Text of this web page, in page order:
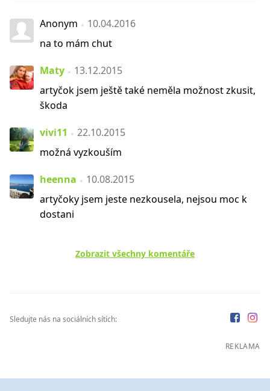
Anonym
10.04.2016
na to mám chut
Maty
13.12.2015
artyčok jsem ještě také neměla možnost zkusit,
škoda
vivi11
22.10.2015
možná vyzkouším
heenna
10.08.2015
artyčoky jsem jeste nezkousela, nejsou moc k
dostani
Zobrazit všechny komentáře
Sledujte nás na sociálních sítích:
REKLAMA